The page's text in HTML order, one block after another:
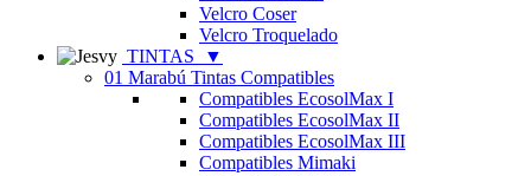
Velcro Coser
Velcro Troquelado
TINTAS
▼
01 Marabú Tintas Compatibles
Compatibles EcosolMax I
Compatibles EcosolMax II
Compatibles EcosolMax III
Compatibles Mimaki